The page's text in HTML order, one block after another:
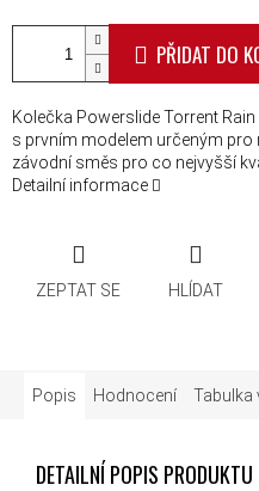
PŘIDAT DO
Kolečka Powerslide Torrent
s prvním modelem určeným
závodní směs pro co nejvyšší
Detailní informace
ZEPTAT SE HLÍDAT
Popis Hodnocení Tabulka
DETAILNÍ POPIS PRODUKTU